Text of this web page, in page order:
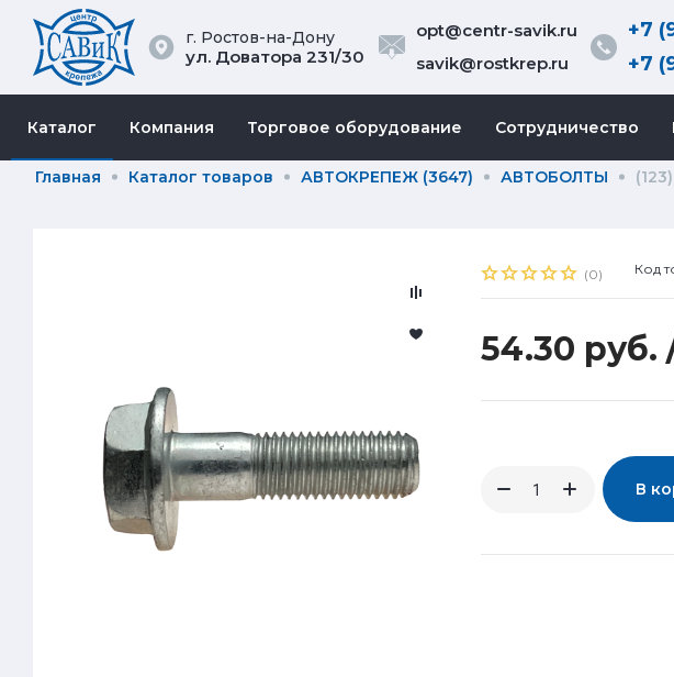
г. Ростов-на-Дону
ул. Доватора 231/30
opt@centr-savik.ru
savik@rostkrep.ru
+7
+7
Каталог Компания Торговое оборудование Сотрудничество
Главная Каталог товаров АВТОКРЕПЕЖ (3647) АВТОБОЛТЫ
(0) Код
54.30 руб.
В